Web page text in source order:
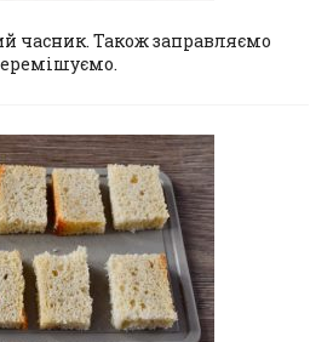
часник. Також заправляємо